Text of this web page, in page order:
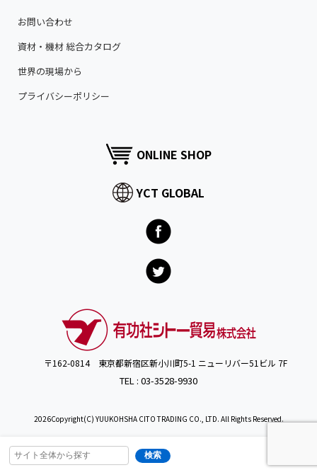
お問い合わせ
資材・機材 総合カタログ
世界の現場から
プライバシーポリシー
ONLINE SHOP
YCT GLOBAL
〒162-0814 東京都新宿区新小川町5-1 ニューリバー51ビル 7F
TEL : 03-3528-9930
2026Copyright(C) YUUKOHSHA CITO TRADING CO., LTD. All Rights Reserved.